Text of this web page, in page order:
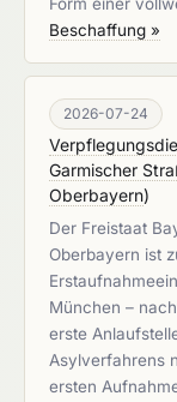
Beschaffung »
2026-07-24
Garmischer
Oberbayern)
Der Freistaat
Oberbayern ist
München –
erste
Asylverfahrens
ersten